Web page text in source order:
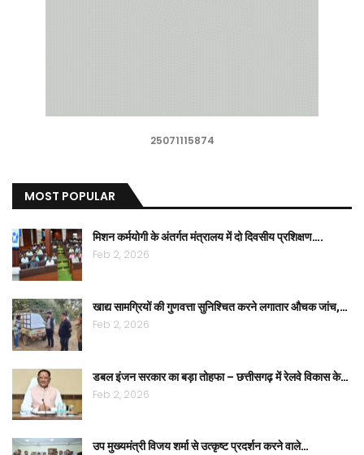
25071115874
MOST POPULAR
मिशन कर्मयोगी के अंतर्गत मंत्रालय में दो दिवसीय प्रशिक्षण….
Feb 2, 2026
खाद्य सामग्रियों की गुणवत्ता सुनिश्चित करने लगातार औचक जांच,…
Feb 2, 2026
डबल इंजन सरकार का बड़ा तोहफा – छत्तीसगढ़ में रेलवे विकास के…
Feb 2, 2026
उप मुख्यमंत्री विजय शर्मा से उत्कृष्ट प्रदर्शन करने वाले…